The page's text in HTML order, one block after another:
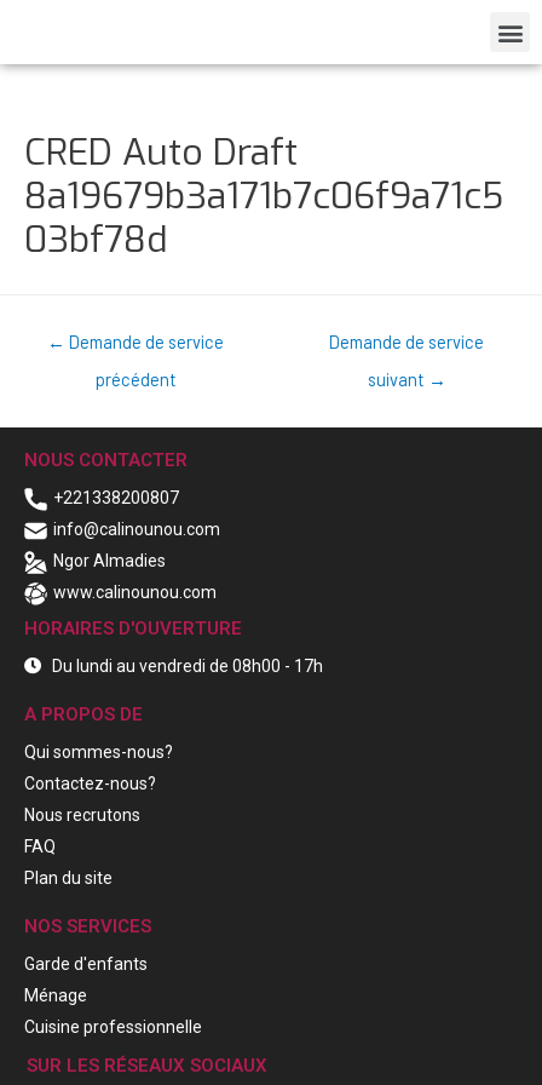
CRED Auto Draft
8a19679b3a171b7c06f9a71c5
03bf78d
← Demande de service
précédent
Demande de service
suivant →
NOUS CONTACTER
+221338200807
info@calinounou.com
Ngor Almadies
www.calinounou.com
HORAIRES D'OUVERTURE
Du lundi au vendredi de 08h00 - 17h
A PROPOS DE
Qui sommes-nous?
Contactez-nous?
Nous recrutons
FAQ
Plan du site
NOS SERVICES
Garde d'enfants
Ménage
Cuisine professionnelle
SUR LES RÉSEAUX SOCIAUX